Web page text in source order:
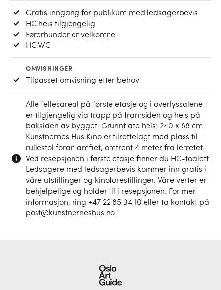
Gratis inngang for publikum med ledsagerbevis
HC heis tilgjengelig
Førerhunder er velkomne
HC WC
OMVISNINGER
Tilpasset omvisning etter behov
Alle fellesareal på første etasje og i overlyssalene
er tilgjengelig via trapp på framsiden og heis på
baksiden av bygget. Grunnflate heis: 240 x 88 cm.
Kunstnernes Hus Kino er tilrettelagt med plass til
rullestol foran amfiet, omtrent 4 meter fra lerretet.
Ved resepsjonen i første etasje finner du HC-toalett.
Ledsagere med ledsagerbevis kommer inn gratis i
våre utstillinger og kinoforestillinger. Våre verter er
behjelpelige og holder til i resepsjonen. For mer
informasjon, ring +47 22 85 34 10 eller ta kontakt på
post@kunstnerneshus.no.